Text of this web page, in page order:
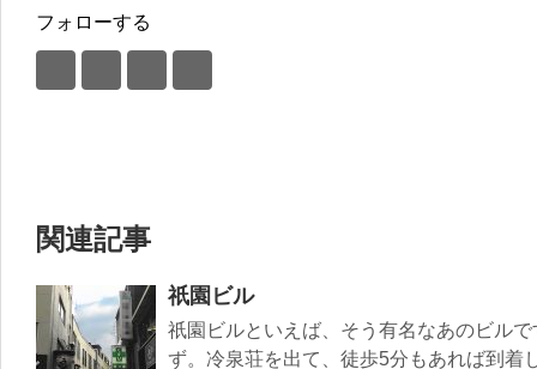
フォローする
関連記事
祇園ビル
祇園ビルといえば、そう有名なあのビル
ず。冷泉荘を出て、徒歩5分もあれば到着